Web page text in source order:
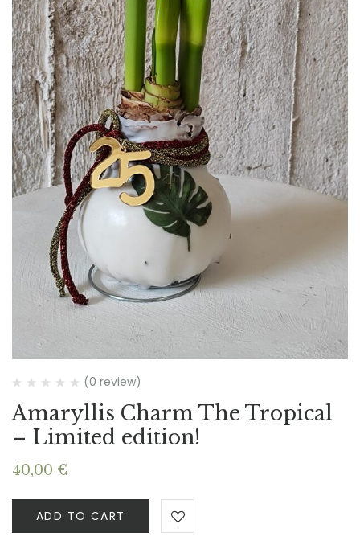
(0 review)
Amaryllis Charm The Tropical
– Limited edition!
40,00 €
ADD TO CART